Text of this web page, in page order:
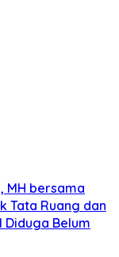
MH bersama
Tata Ruang dan
Diduga Belum